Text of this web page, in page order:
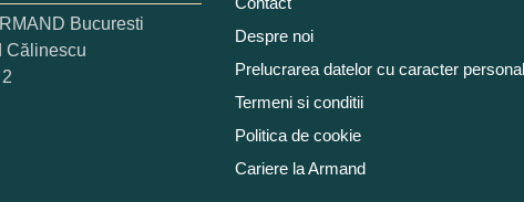
acordati acestui produs?
3
bun
Bucuresti
Călinescu
Despre noi
Prelucrarea datelor cu caracter personal
Termeni si conditii
Politica de cookie
Cariere la Armand